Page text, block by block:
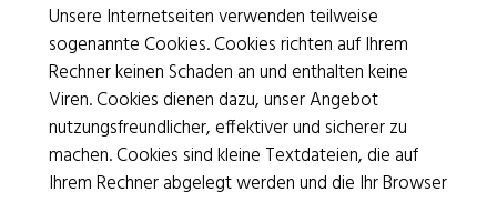
Rotes Kreuz Basel
Bruderholzstrasse 20 | 4053 Basel
T 061 319 56 56|info@srk-basel.ch
IBAN CH69 0900 0000 1533 0527 0
Unsere Internetseiten verwenden teilweise
sogenannte Cookies. Cookies richten auf Ihrem
Rechner keinen Schaden an und enthalten keine
Viren. Cookies dienen dazu, unser Angebot
nutzungsfreundlicher, effektiver und sicherer zu
machen. Cookies sind kleine Textdateien, die auf
Ihrem Rechner abgelegt werden und die Ihr Browser